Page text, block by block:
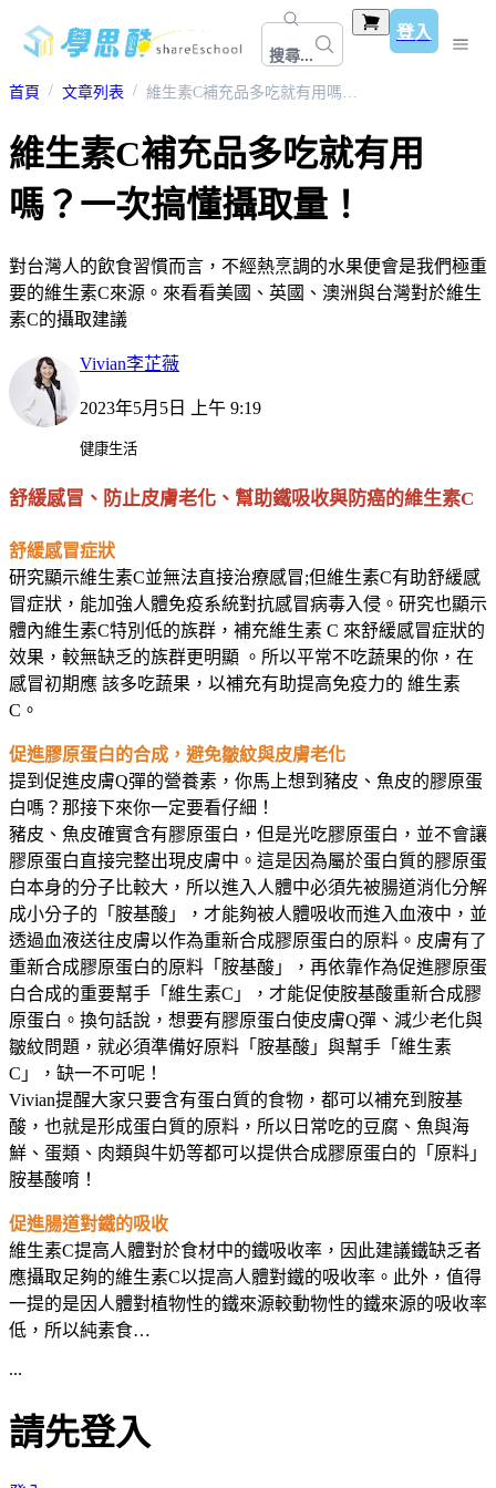
搜尋...
登入
首頁 文章列表 維生素C補充品多吃就有用嗎？一次搞懂攝取量！
維生素C補充品多吃就有用
嗎？一次搞懂攝取量！
對台灣人的飲食習慣而言，不經熱烹調的水果便會是我們極重
要的維生素C來源。來看看美國、英國、澳洲與台灣對於維生
素C的攝取建議
Vivian李芷薇
2023年5月5日 上午 9:19
健康生活
舒緩感冒、防止皮膚老化、幫助鐵吸收與防癌的維生素C
舒緩感冒症狀
研究顯示維生素C並無法直接治療感冒;但維生素C有助舒緩感
冒症狀，能加強人體免疫系統對抗感冒病毒入侵。研究也顯示
體內維生素C特別低的族群，補充維生素 C 來舒緩感冒症狀的
效果，較無缺乏的族群更明顯 。所以平常不吃蔬果的你，在
感冒初期應 該多吃蔬果，以補充有助提高免疫力的 維生素
C。
促進膠原蛋白的合成，避免皺紋與皮膚老化
提到促進皮膚Q彈的營養素，你馬上想到豬皮、魚皮的膠原蛋
白嗎？那接下來你一定要看仔細！
豬皮、魚皮確實含有膠原蛋白，但是光吃膠原蛋白，並不會讓
膠原蛋白直接完整出現皮膚中。這是因為屬於蛋白質的膠原蛋
白本身的分子比較大，所以進入人體中必須先被腸道消化分解
成小分子的「胺基酸」，才能夠被人體吸收而進入血液中，並
透過血液送往皮膚以作為重新合成膠原蛋白的原料。皮膚有了
重新合成膠原蛋白的原料「胺基酸」，再依靠作為促進膠原蛋
白合成的重要幫手「維生素C」，才能促使胺基酸重新合成膠
原蛋白。換句話說，想要有膠原蛋白使皮膚Q彈、減少老化與
皺紋問題，就必須準備好原料「胺基酸」與幫手「維生素
C」，缺一不可呢！
Vivian提醒大家只要含有蛋白質的食物，都可以補充到胺基
酸，也就是形成蛋白質的原料，所以日常吃的豆腐、魚與海
鮮、蛋類、肉類與牛奶等都可以提供合成膠原蛋白的「原料」
胺基酸唷！
促進腸道對鐵的吸收
維生素C提高人體對於食材中的鐵吸收率，因此建議鐵缺乏者
應攝取足夠的維生素C以提高人體對鐵的吸收率。此外，值得
一提的是因人體對植物性的鐵來源較動物性的鐵來源的吸收率
低，所以純素食…
...
請先登入